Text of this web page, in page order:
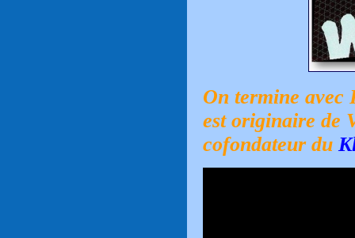
On termine avec
est originaire de
cofondateur du